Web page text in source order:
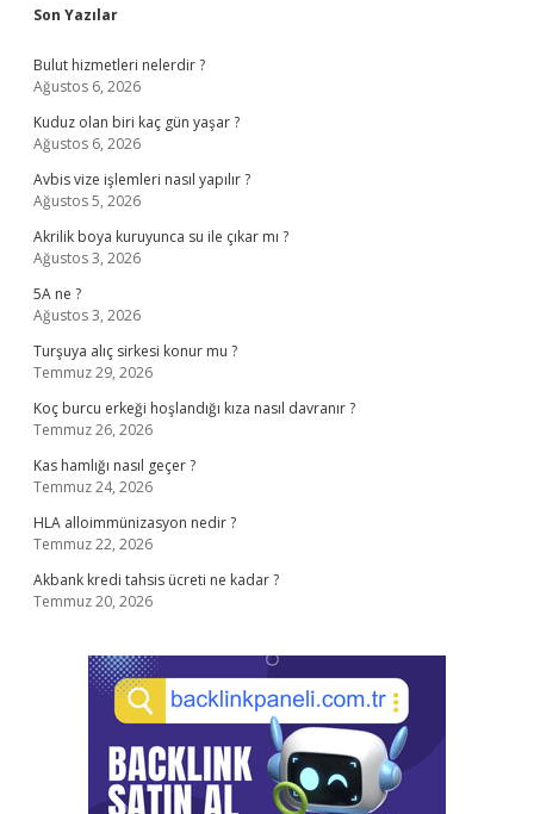
Sidebar
Son Yazılar
Bulut hizmetleri nelerdir ?
Ağustos 6, 2026
Kuduz olan biri kaç gün yaşar ?
Ağustos 6, 2026
Avbis vize işlemleri nasıl yapılır ?
Ağustos 5, 2026
Akrilik boya kuruyunca su ile çıkar mı ?
Ağustos 3, 2026
5A ne ?
Ağustos 3, 2026
Turşuya alıç sirkesi konur mu ?
Temmuz 29, 2026
Koç burcu erkeği hoşlandığı kıza nasıl davranır ?
Temmuz 26, 2026
Kas hamlığı nasıl geçer ?
Temmuz 24, 2026
HLA alloimmünizasyon nedir ?
Temmuz 22, 2026
Akbank kredi tahsis ücreti ne kadar ?
Temmuz 20, 2026